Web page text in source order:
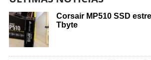
Corsair MP510 SSD
Tbyte